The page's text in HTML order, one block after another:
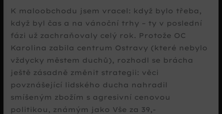
K maloobchodu jsem vracel: když bylo třeba,
když byl čas a na vánoční trhy – ty v poslední
fázi už zachraňovaly celý rok. Protože OC
Karolina zabila centrum Ostravy (které nebylo
vždycky městem duchů), rozhodl se brácha
ještě zásadně změnit strategii: věci
povznášející lidského ducha nahradil
smíšeným zbožím s agresivní cenovou
politikou, známým jako Vše za 39,-